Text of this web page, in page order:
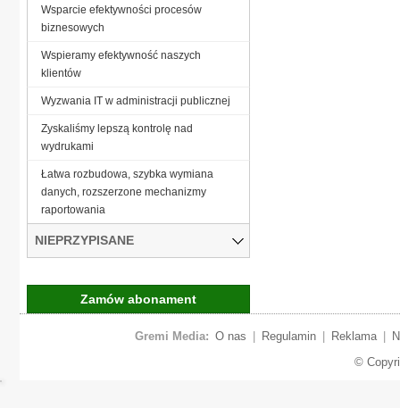
Wsparcie efektywności procesów
biznesowych
Wspieramy efektywność naszych
klientów
Wyzwania IT w administracji publicznej
Zyskaliśmy lepszą kontrolę nad
wydrukami
Łatwa rozbudowa, szybka wymiana
danych, rozszerzone mechanizmy
raportowania
NIEPRZYPISANE
Zamów abonament
Gremi Media: O nas Regulamin Reklama
©